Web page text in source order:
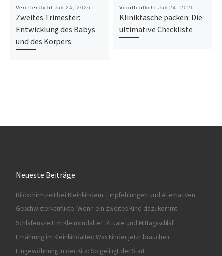
Veröffentlicht Juli 24, 2026
Zweites Trimester:
Entwicklung des Babys
und des Körpers
Veröffentlicht Juli 24, 2026
Kliniktasche packen: Die
ultimative Checkliste
Neueste Beiträge
Bildschirmzeit bei Kleinkindern: Empfehlungen und Alternativen
Geschwisterkonflikte: Wenn ein zweites Kind dazukommt
Schlafenszeit im Kleinkindalter: Rituale und Mittagsschlaf
Ernährung im Kleinkindalter: Was Kinder jetzt brauchen
Eingewöhnung in der Kita: So gelingt der Start